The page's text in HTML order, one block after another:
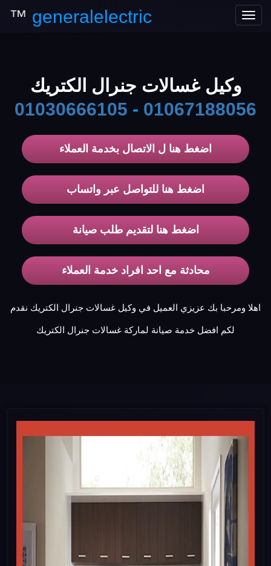
Toggle
generalelectric
™
وكيل غسالات جنرال الكتريك
01067188056
-
01030666105
اضغط هنا ل الاتصال بخدمة العملاء
اضغط هنا للتواصل عبر واتساب
اضغط هنا لتقديم طلب صيانة
محادثة مع احد افراد خدمة العملاء
اهلا ومرحبا بك عزيزي العميل في وكيل غسالات جنرال الكتريك نقدم
لكم افضل خدمة صيانة لماركة غسالات جنرال الكتريك